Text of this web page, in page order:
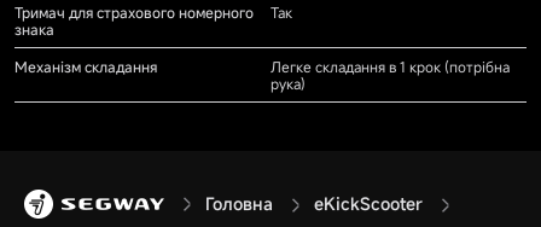
Тримач для страхового номерного
знака
Так
Механізм складання
Легке складання в 1 крок (потрібна
рука)
Головна
eKickScooter